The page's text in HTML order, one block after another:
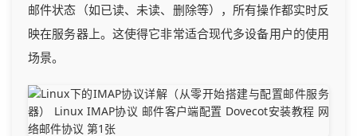
邮件状态（如已读、未读、删除等），所有操作都实时反
映在服务器上。这使得它非常适合现代多设备用户的使用
场景。